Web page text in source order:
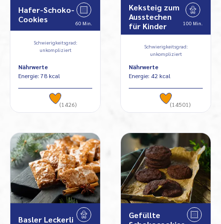
Hafer-Schoko-
Cookies
60 Min.
Schwierigkeitsgrad:
unkompliziert
Nährwerte
Energie: 78 kcal
(1426)
Keksteig zum
Ausstechen
für Kinder
100 Min.
Schwierigkeitsgrad:
unkompliziert
Nährwerte
Energie: 42 kcal
(14501)
Basler Leckerli
Gefüllte